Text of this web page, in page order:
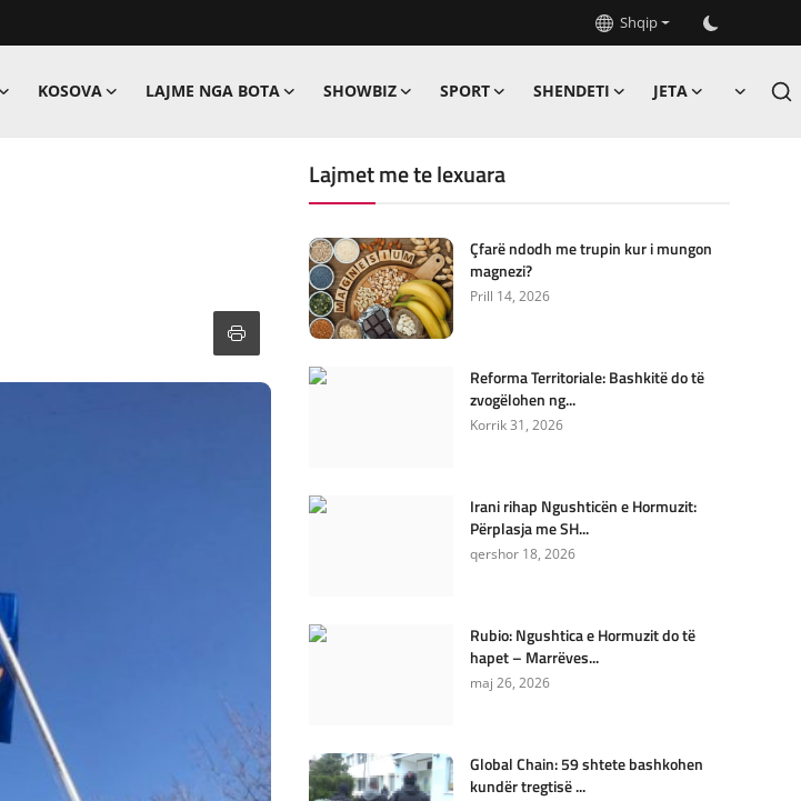
Shqip
KOSOVA LAJME NGA BOTA SHOWBIZ SPORT SHENDETI JETA
Lajmet me te lexuara
Çfarë ndodh me trupin kur i mungon
magnezi?
Prill 14, 2026
Reforma Territoriale: Bashkitë do të
zvogëlohen ng...
Korrik 31, 2026
Irani rihap Ngushticën e Hormuzit:
Përplasja me SH...
qershor 18, 2026
Rubio: Ngushtica e Hormuzit do të
hapet – Marrëves...
maj 26, 2026
Global Chain: 59 shtete bashkohen
kundër tregtisë ...